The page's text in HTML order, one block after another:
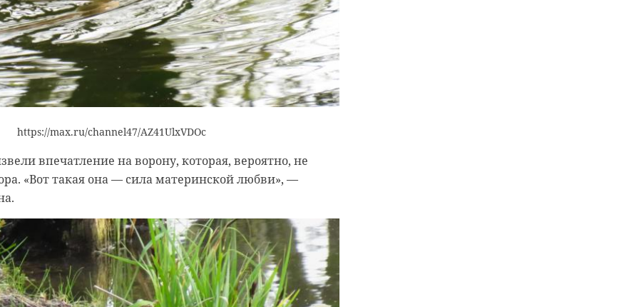
https://max.ru/channel47/AZ41UlxVDOc
впечатление на ворону, которая, вероятно, не
«Вот такая она — сила материнской любви», —
Сергей
Перминов:
конференция
17 февраля 2025, 14:31
Сергей
Перминов:
19 февраля 2025, 13:43